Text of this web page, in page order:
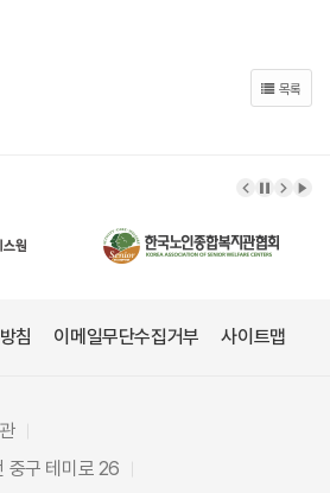
목록
이전 배너
배너 정
다음
배
침 이메일무단수집거부 사이트맵
구 테미로 26